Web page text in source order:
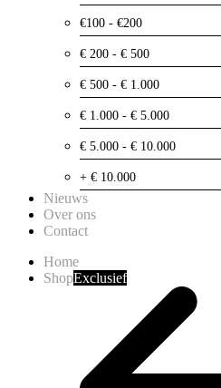
€100 - €200
€ 200 - € 500
€ 500 - € 1.000
€ 1.000 - € 5.000
€ 5.000 - € 10.000
+ € 10.000
Nieuws
Over ons
Contact
Home
ShopExclusief